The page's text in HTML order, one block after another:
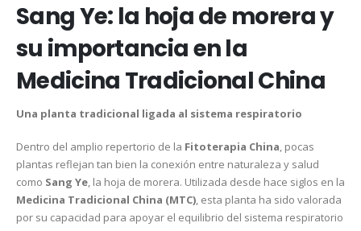
Sang Ye: la hoja de morera y
su importancia en la
Medicina Tradicional China
Una planta tradicional ligada al sistema respiratorio
Dentro del amplio repertorio de la Fitoterapia China , pocas
plantas reflejan tan bien la conexión entre naturaleza y salud
como Sang Ye , la hoja de morera. Utilizada desde hace siglos en la
Medicina Tradicional China (MTC) , esta planta ha sido valorada
por su capacidad para apoyar el equilibrio del sistema respiratorio